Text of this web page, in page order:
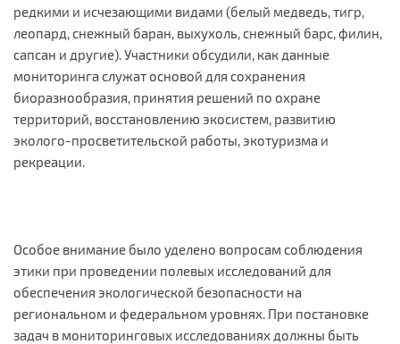
редкими и исчезающими видами (белый медведь, тигр,
леопард, снежный баран, выхухоль, снежный барс, филин,
сапсан и другие). Участники обсудили, как данные
мониторинга служат основой для сохранения
биоразнообразия, принятия решений по охране
территорий, восстановлению экосистем, развитию
эколого-просветительской работы, экотуризма и
рекреации.
Особое внимание было уделено вопросам соблюдения
этики при проведении полевых исследований для
обеспечения экологической безопасности на
региональном и федеральном уровнях. При постановке
задач в мониторинговых исследованиях должны быть